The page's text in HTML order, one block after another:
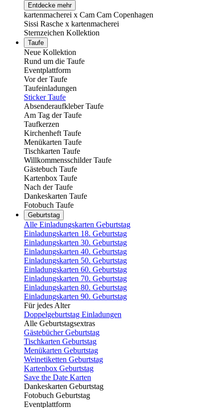
Entdecke mehr
kartenmacherei x Cam Cam Copenhagen
Sissi Rasche x kartenmacherei
Sternzeichen Kollektion
Taufe
Neue Kollektion
Rund um die Taufe
Eventplattform
Vor der Taufe
Taufeinladungen
Sticker Taufe
Absenderaufkleber Taufe
Am Tag der Taufe
Taufkerzen
Kirchenheft Taufe
Menükarten Taufe
Tischkarten Taufe
Willkommensschilder Taufe
Gästebuch Taufe
Kartenbox Taufe
Nach der Taufe
Dankeskarten Taufe
Fotobuch Taufe
Geburtstag
Alle Einladungskarten Geburtstag
Einladungskarten 18. Geburtstag
Einladungskarten 30. Geburtstag
Einladungskarten 40. Geburtstag
Einladungskarten 50. Geburtstag
Einladungskarten 60. Geburtstag
Einladungskarten 70. Geburtstag
Einladungskarten 80. Geburtstag
Einladungskarten 90. Geburtstag
Für jedes Alter
Doppelgeburtstag Einladungen
Alle Geburtstagsextras
Gästebücher Geburtstag
Tischkarten Geburtstag
Menükarten Geburtstag
Weinetiketten Geburtstag
Kartenbox Geburtstag
Save the Date Karten
Dankeskarten Geburtstag
Fotobuch Geburtstag
Eventplattform